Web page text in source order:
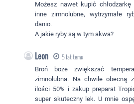
Możesz nawet kupić
inne zimnolubne, wytrzymałe
danio.
A jakie ryby są w tym akwa?
Leon 5 lat temu
Broń boże zwiększać
zimnolubna. Na chwile obecną
ilości 50% i zakup preparat
super skuteczny lek. U mnie